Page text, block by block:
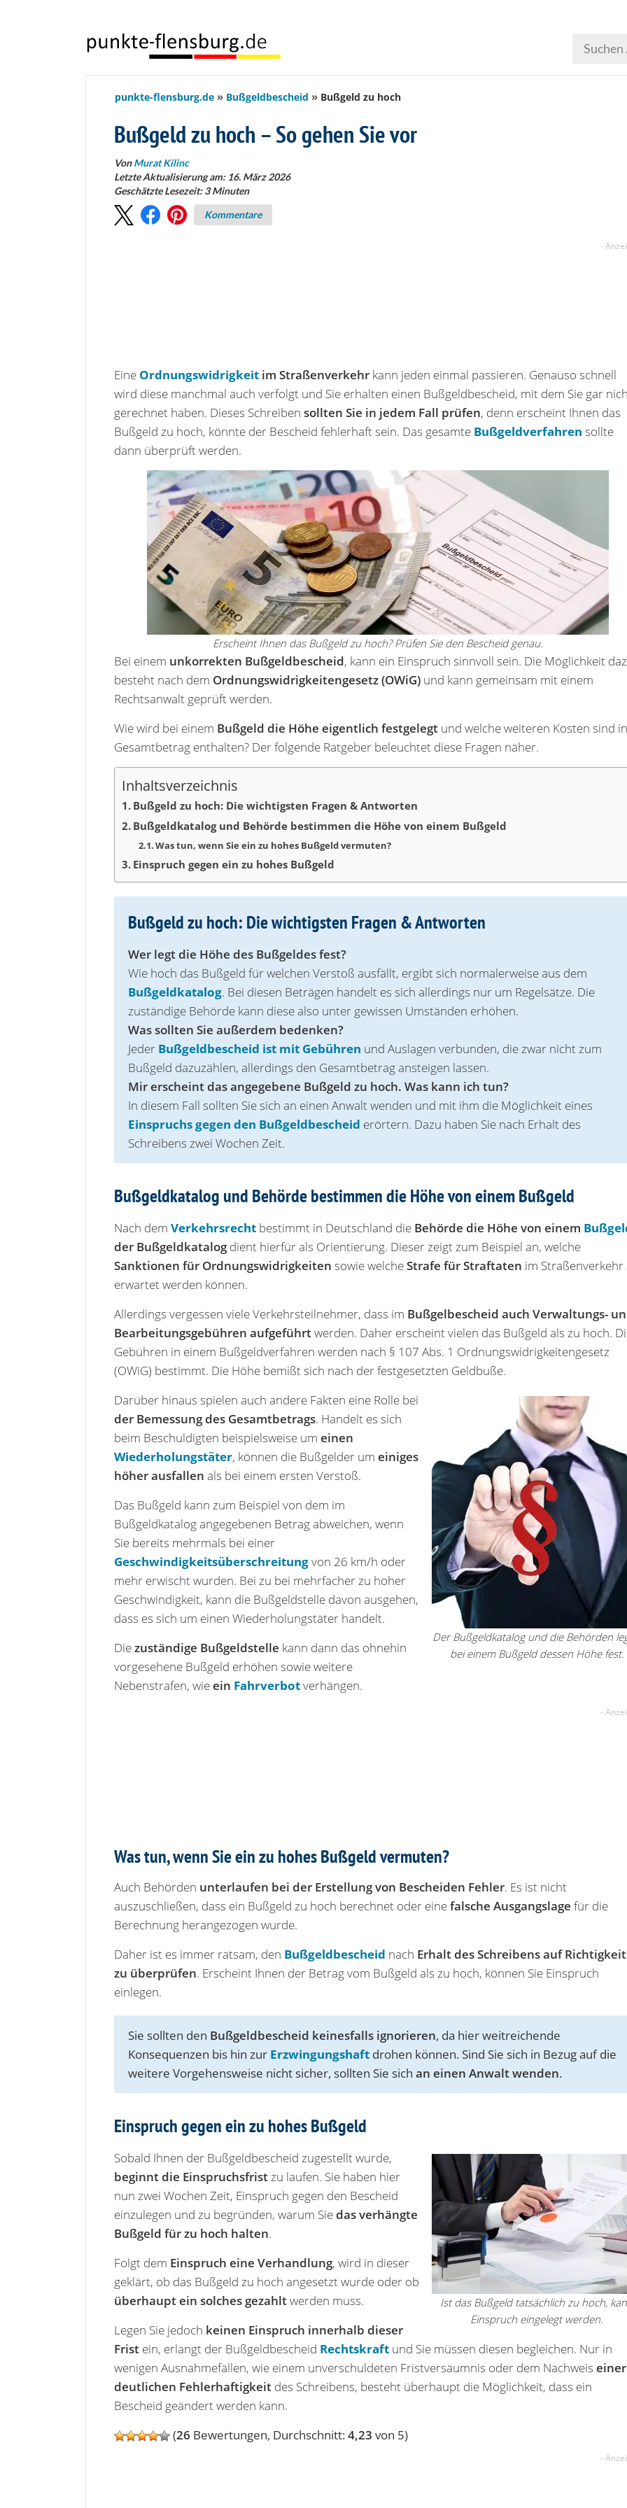
punkte-flensburg.de Bußgeldbescheid Bußgeld zu hoch
Bußgeld zu hoch – So gehen Sie vor
VonMurat Kilinc
Letzte Aktualisierung am: 16. März 2026
Geschätzte Lesezeit:3 Minuten
Kommentare
Eine Ordnungswidrigkeit im Straßenverkehr kann jeden einmal passieren. Genauso schnell
wird diese manchmal auch verfolgt und Sie erhalten einen Bußgeldbescheid, mit dem Sie gar
gerechnet haben. Dieses Schreiben sollten Sie in jedem Fall prüfen, denn erscheint Ihnen das
Bußgeld zu hoch, könnte der Bescheid fehlerhaft sein. Das gesamte Bußgeldverfahren sollte
dann überprüft werden.
Erscheint Ihnen das Bußgeld zu hoch? Prüfen Sie den Bescheid genau.
Bei einem unkorrekten Bußgeldbescheid, kann ein Einspruch sinnvoll sein. Die Möglichkeit
besteht nach dem Ordnungswidrigkeitengesetz (OWiG) und kann gemeinsam mit einem
Rechtsanwalt geprüft werden.
Wie wird bei einem Bußgeld die Höhe eigentlich festgelegt und welche weiteren Kosten sind
Gesamtbetrag enthalten? Der folgende Ratgeber beleuchtet diese Fragen näher.
Inhaltsverzeichnis
Bußgeld zu hoch: Die wichtigsten Fragen & Antworten
Bußgeldkatalog und Behörde bestimmen die Höhe von einem Bußgeld
Was tun, wenn Sie ein zu hohes Bußgeld vermuten?
Einspruch gegen ein zu hohes Bußgeld
Bußgeld zu hoch: Die wichtigsten Fragen & Antworten
Wer legt die Höhe des Bußgeldes fest?
Wie hoch das Bußgeld für welchen Verstoß ausfällt, ergibt sich normalerweise aus dem
Bußgeldkatalog. Bei diesen Beträgen handelt es sich allerdings nur um Regelsätze. Die
zuständige Behörde kann diese also unter gewissen Umständen erhöhen.
Was sollten Sie außerdem bedenken?
Jeder Bußgeldbescheid ist mit Gebühren und Auslagen verbunden, die zwar nicht zum
Bußgeld dazuzählen, allerdings den Gesamtbetrag ansteigen lassen.
Mir erscheint das angegebene Bußgeld zu hoch. Was kann ich tun?
In diesem Fall sollten Sie sich an einen Anwalt wenden und mit ihm die Möglichkeit eines
Einspruchs gegen den Bußgeldbescheid erörtern. Dazu haben Sie nach Erhalt des
Schreibens zwei Wochen Zeit.
Bußgeldkatalog und Behörde bestimmen die Höhe von einem Bußgeld
Nach dem Verkehrsrecht bestimmt in Deutschland die Behörde die Höhe von einem
der Bußgeldkatalogdient hierfür als Orientierung. Dieser zeigt zum Beispiel an, welche
Sanktionen für Ordnungswidrigkeiten sowie welcheStrafe für Straftaten im Straßenverkehr
erwartet werden können.
Allerdings vergessen viele Verkehrsteilnehmer, dass im Bußgelbescheid auch Verwaltungs-
Bearbeitungsgebühren aufgeführtwerden. Daher erscheint vielen das Bußgeld als zu hoch.
Gebühren in einem Bußgeldverfahren werden nach § 107 Abs. 1 Ordnungswidrigkeitengesetz
(OWiG) bestimmt. Die Höhe bemißt sich nach der festgesetzten Geldbuße.
Der Bußgeldkatalog und die Behörden
bei einem Bußgeld dessen Höhe fest.
Darüber hinaus spielen auch andere Fakten eine Rolle bei
der Bemessung des Gesamtbetrags. Handelt es sich
beim Beschuldigten beispielsweise um einen
Wiederholungstäter, können die Bußgelder um einiges
höher ausfallen als bei einem ersten Verstoß.
Das Bußgeld kann zum Beispiel von dem im
Bußgeldkatalog angegebenen Betrag abweichen, wenn
Sie bereits mehrmals bei einer
Geschwindigkeitsüberschreitungvon 26 km/h oder
mehr erwischt wurden. Bei zu bei mehrfacher zu hoher
Geschwindigkeit, kann die Bußgeldstelle davon ausgehen,
dass es sich um einen Wiederholungstäter handelt.
Diezuständige Bußgeldstelle kann dann das ohnehin
vorgesehene Bußgeld erhöhen sowie weitere
Nebenstrafen, wieein Fahrverbotverhängen.
Was tun, wenn Sie ein zu hohes Bußgeld vermuten?
Auch Behörden unterlaufen bei der Erstellung von Bescheiden Fehler. Es ist nicht
auszuschließen, dass ein Bußgeld zu hoch berechnet oder einefalsche Ausgangslage für die
Berechnung herangezogen wurde.
Daher ist es immer ratsam, den Bußgeldbescheid nach Erhalt des Schreibens auf Richtigkeit
zu überprüfen. Erscheint Ihnen der Betrag vom Bußgeld als zu hoch, können Sie Einspruch
einlegen.
Sie sollten den Bußgeldbescheid keinesfalls ignorieren, da hier weitreichende
Konsequenzen bis hin zur Erzwingungshaft drohen können. Sind Sie sich in Bezug auf die
weitere Vorgehensweise nicht sicher, sollten Sie sich an einen Anwalt wenden.
Einspruch gegen ein zu hohes Bußgeld
Ist das Bußgeld tatsächlich zu hoch,
Einspruch eingelegt werden.
Sobald Ihnen der Bußgeldbescheid zugestellt wurde,
beginnt die Einspruchsfrist zu laufen. Sie haben hier
nun zwei Wochen Zeit, Einspruch gegen den Bescheid
einzulegen und zu begründen, warum Siedas verhängte
Bußgeld für zu hoch halten.
Folgt dem Einspruch eine Verhandlung, wird in dieser
geklärt, ob das Bußgeld zu hoch angesetzt wurde oder ob
überhaupt ein solches gezahltwerden muss.
Legen Sie jedoch keinen Einspruch innerhalb dieser
Frist ein, erlangt der Bußgeldbescheid Rechtskraft und Sie müssen diesen begleichen. Nur in
wenigen Ausnahmefällen, wie einem unverschuldeten Fristversäumnis oder dem Nachweis einer
deutlichen Fehlerhaftigkeit des Schreibens, besteht überhaupt die Möglichkeit, dass ein
Bescheid geändert werden kann.
(26 Bewertungen, Durchschnitt:4,23 von 5)